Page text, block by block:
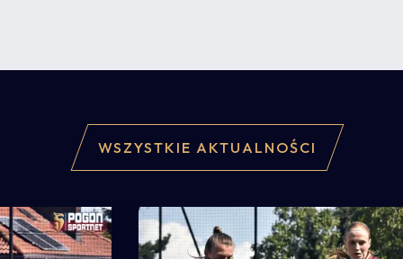
WSZYSTKIE AKTUALNOŚCI